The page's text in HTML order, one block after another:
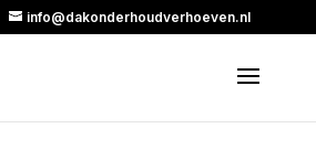
info@dakonderhoudverhoeven.nl